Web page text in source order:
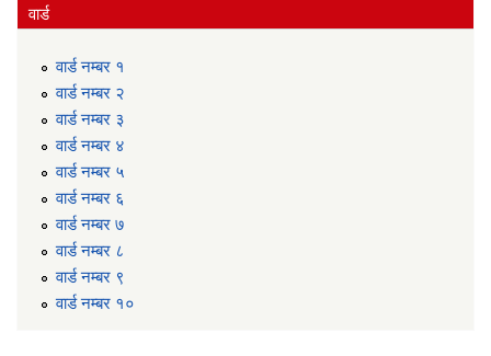
वार्ड
वार्ड न‌म्बर १
वार्ड न‌म्बर २
वार्ड न‌म्बर ३
वार्ड न‌म्बर ४
वार्ड न‌म्बर ५
वार्ड न‌म्बर ६
वार्ड न‌म्बर ७
वार्ड न‌म्बर ८
वार्ड न‌म्बर ९
वार्ड न‌म्बर १०